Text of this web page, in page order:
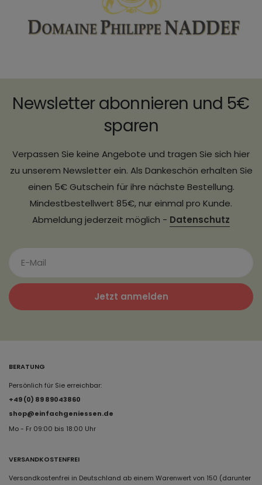
Newsletter abonnieren und 5€
sparen
Verpassen Sie keine Angebote und tragen Sie sich hier
zu unserem Newsletter ein. Als Dankeschön erhalten Sie
einen 5€ Gutschein für ihre nächste Bestellung.
Mindestbestellwert 85€, nur einmal pro Kunde.
Abmeldung jederzeit möglich - Datenschutz
Jetzt anmelden
BERATUNG
Persönlich für Sie erreichbar:
+49 (0) 89 89043860
shop@einfachgeniessen.de
Mo - Fr 09:00 bis 18:00 Uhr
VERSANDKOSTENFREI
Versandkostenfrei in Deutschland ab einem Warenwert von 150 (darunter